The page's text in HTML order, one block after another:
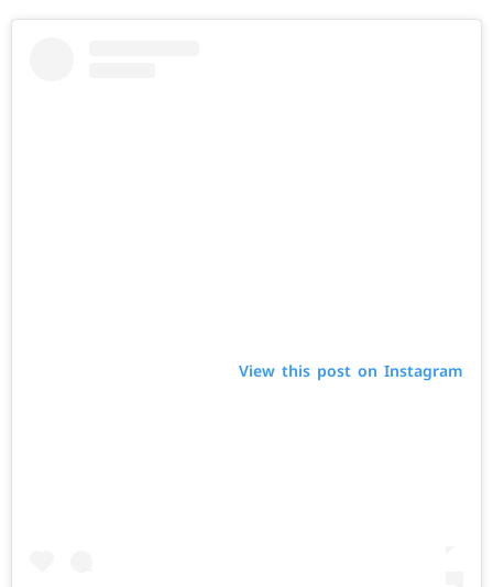
View this post on Instagram